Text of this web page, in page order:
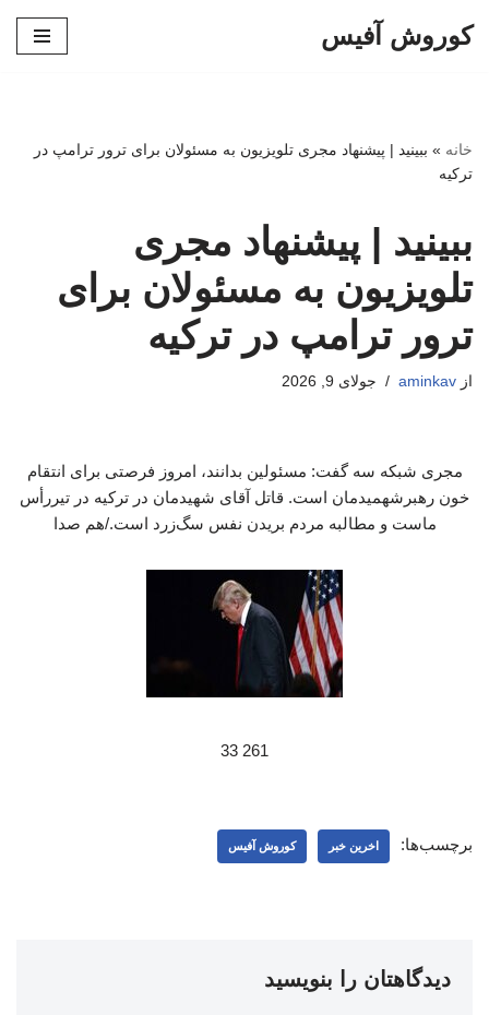
کوروش آفیس
خانه » ببینید | پیشنهاد مجری تلویزیون به مسئولان برای ترور ترامپ در
ترکیه
ببینید | پیشنهاد مجری
تلویزیون به مسئولان برای
ترور ترامپ در ترکیه
از aminkav جولای 9, 2026
مجری شبکه سه گفت: مسئولین بدانند، امروز فرصتی برای انتقام
خون رهبرشهمیدمان است. قاتل آقای شهیدمان در ترکیه در تیررأس
ماست و مطالبه مردم بریدن نفس سگ‌زرد است./هم صدا
261 33
برچسب‌ها: اخرین خبر کوروش آفیس
دیدگاهتان را بنویسید